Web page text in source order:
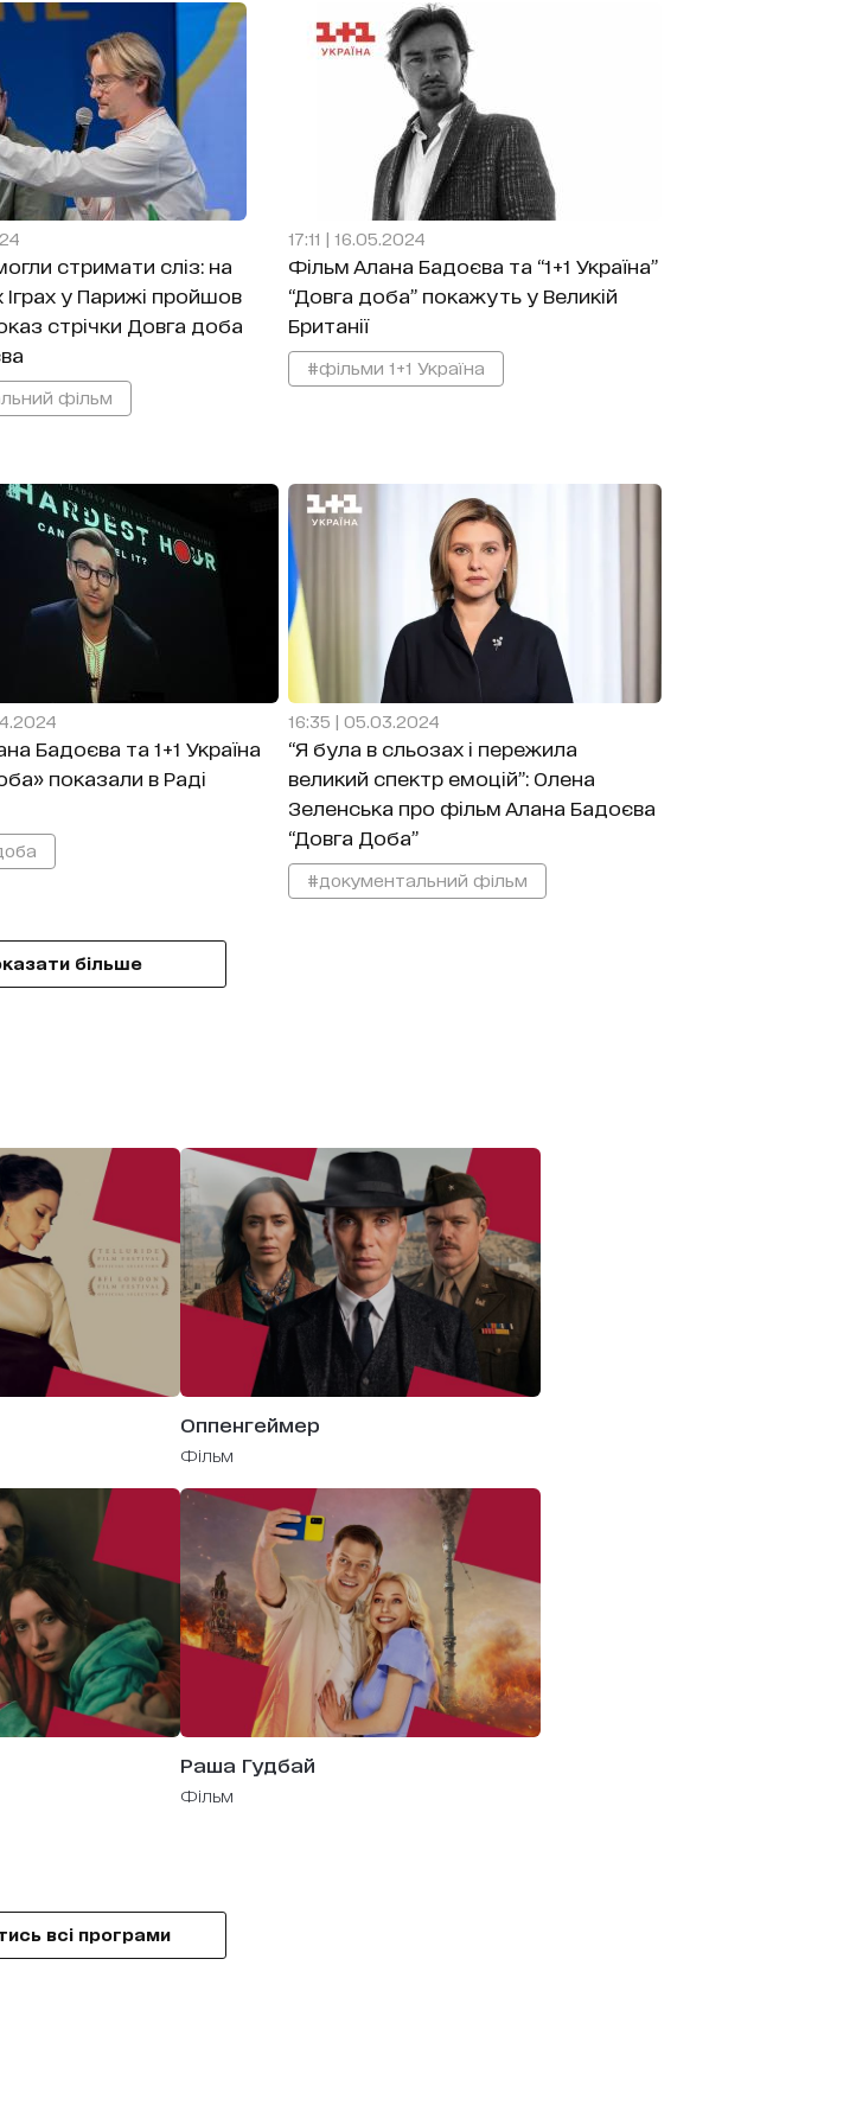
стримати сліз: на
Іграх у Парижі пройшов
стрічки Довга доба
фільм
17:11 | 16.05.2024
Фільм Алана Бадоєва та “1+1 Україна”
“Довга доба” покажуть у Великій
Британії
#фільми 1+1 Україна
Бадоєва та 1+1 Україна
показали в Раді
16:35 | 05.03.2024
“Я була в сльозах і пережила
великий спектр емоцій”: Олена
Зеленська про фільм Алана Бадоєва
“Довга Доба”
#документальний фільм
більше
Оппенгеймер
фільм
Раша Гудбай
фільм
всі програми